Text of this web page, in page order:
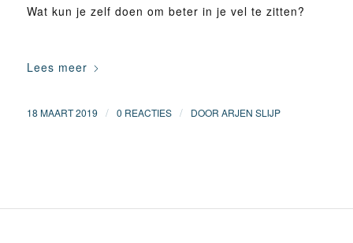
Wat kun je zelf doen om beter in je vel te zitten?
Lees meer
18 MAART 2019 / 0 REACTIES / DOOR ARJEN SLIJP